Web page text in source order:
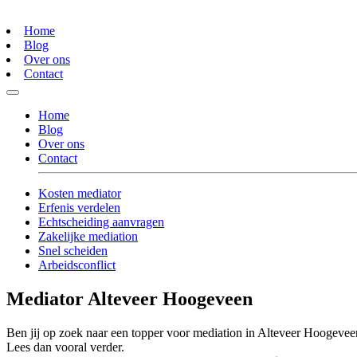
Home
Blog
Over ons
Contact
Home
Blog
Over ons
Contact
Kosten mediator
Erfenis verdelen
Echtscheiding aanvragen
Zakelijke mediation
Snel scheiden
Arbeidsconflict
Mediator Alteveer Hoogeveen
Ben jij op zoek naar een topper voor mediation in Alteveer
Lees dan vooral verder.